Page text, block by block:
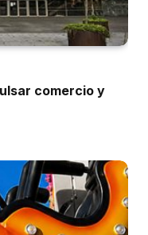
comercio y